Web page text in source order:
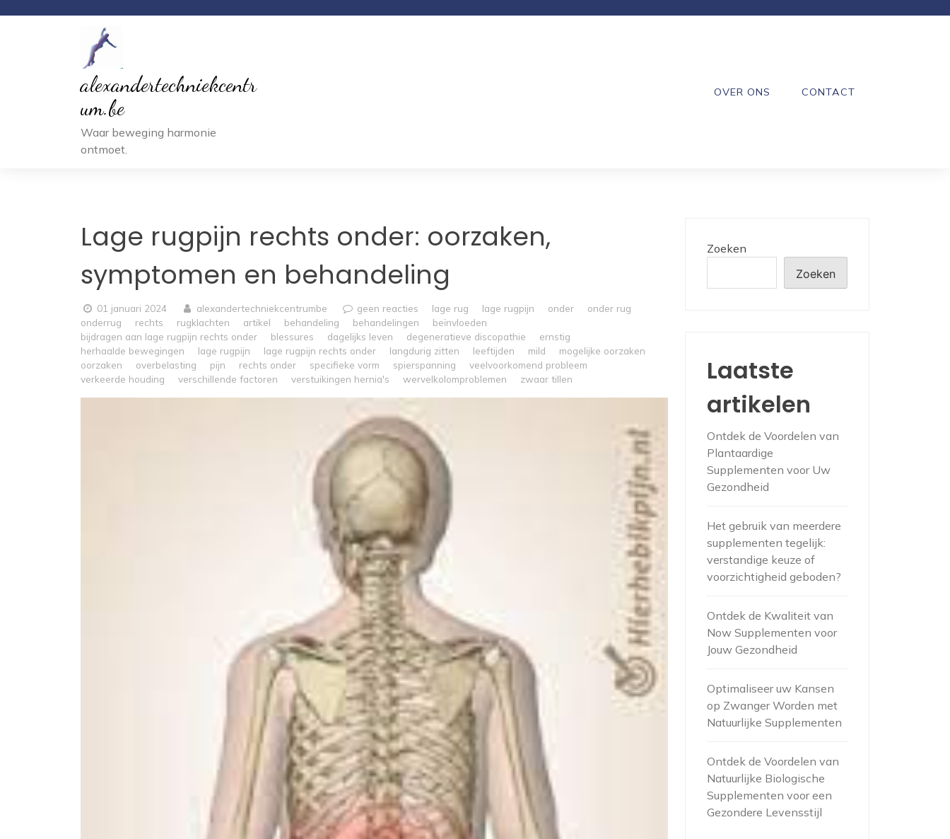
alexandertechniekcentr
um.be
Waar beweging harmonie
ontmoet.
OVER ONS CONTACT
Lage rugpijn rechts onder: oorzaken,
symptomen en behandeling
01 januari 2024 alexandertechniekcentrumbe geen reacties lage rug lage rugpijn onder
onder rug
onderrug
rechts rugklachten artikel behandeling behandelingen
beïnvloeden
bijdragen aan lage rugpijn rechts onder
blessures dagelijks leven degeneratieve discopathie
ernstig
herhaalde bewegingen
lage rugpijn lage rugpijn rechts onder langdurig zitten leeftijden mild
mogelijke oorzaken
oorzaken
overbelasting pijn rechts onder specifieke vorm spierspanning
veelvoorkomend probleem
verkeerde houding
verschillende factoren verstuikingen hernia's wervelkolomproblemen zwaar tillen
Zoeken
Zoeken
Laatste
artikelen
Ontdek de Voordelen van
Plantaardige
Supplementen voor Uw
Gezondheid
Het gebruik van meerdere
supplementen tegelijk:
verstandige keuze of
voorzichtigheid geboden?
Ontdek de Kwaliteit van
Now Supplementen voor
Jouw Gezondheid
Optimaliseer uw Kansen
op Zwanger Worden met
Natuurlijke Supplementen
Ontdek de Voordelen van
Natuurlijke Biologische
Supplementen voor een
Gezondere Levensstijl